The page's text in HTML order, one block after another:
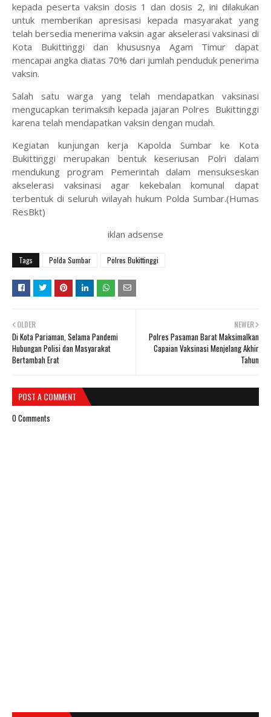
kepada peserta vaksin dosis 1 dan dosis 2, ini dilakukan
untuk memberikan apresisasi kepada masyarakat yang
telah bersedia menerima vaksin agar akselerasi vaksinasi di
Kota Bukittinggi dan khususnya Agam Timur dapat
mencapai angka diatas 70% dari jumlah penduduk penerima
vaksin.
Salah satu warga yang telah mendapatkan vaksinasi
mengucapkan terimaksih kepada jajaran Polres Bukittinggi
karena telah mendapatkan vaksin dengan mudah.
Kegiatan kunjungan kerja Kapolda Sumbar ke Kota
Bukittinggi merupakan bentuk keseriusan Polri dalam
mendukung program Pemerintah dalam mensukseskan
akselerasi vaksinasi agar kekebalan komunal dapat
terbentuk di seluruh wilayah hukum Polda Sumbar.(Humas
ResBkt)
iklan adsense
Tags Polda Sumbar Polres Bukittinggi
NEWER
Polres Pasaman Barat Maksimalkan
Capaian Vaksinasi Menjelang Akhir
Tahun
OLDER
Di Kota Pariaman, Selama Pandemi
Hubungan Polisi dan Masyarakat
Bertambah Erat
POST A COMMENT
0 Comments